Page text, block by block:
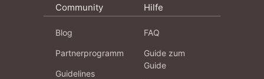
Community
Blog
Partnerprogramm
Guidelines
Hilfe
FAQ
Guide zum
Guide